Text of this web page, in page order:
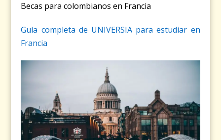
Becas para colombianos en Francia
Guía completa de UNIVERSIA para estudiar en
Francia